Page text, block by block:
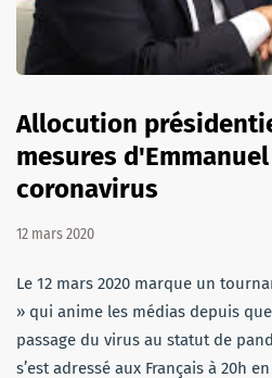
Allocution
mesures
coronavirus
12 mars 2020
Le 12 mars 2020 marque un
» qui anime les médias depuis
passage du virus au statut de
s’est adressé aux Français à 20h